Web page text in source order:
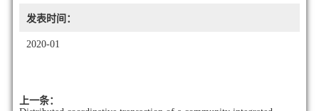
发表时间：
2020-01
上一条：